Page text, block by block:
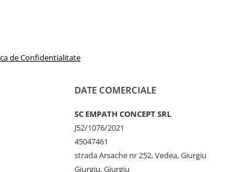
de
fără
de Confidentialitate
DATE COMERCIALE
SC EMPATH CONCEPT SRL
J52/1076/2021
45047461
strada Arsache nr 252, Vedea, Giurgiu
Giurgiu, Giurgiu